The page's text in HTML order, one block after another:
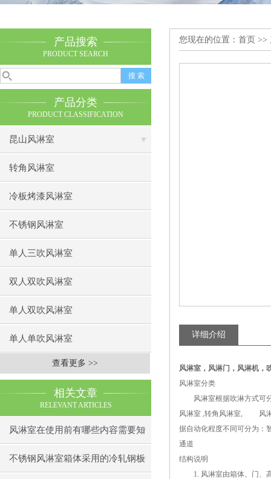
产品搜索
PRODUCT SEARCH
产品分类
PRODUCT CLASSIFICATION
昆山风淋室
转角风淋室
冷板烤漆风淋室
不锈钢风淋室
单人三吹风淋室
双人双吹风淋室
单人双吹风淋室
单人单吹风淋室
查看更多 >>
相关文章
RELEVANT ARTICLES
风淋室在使用前有哪些内容需要知
道下呢
不锈钢风淋室箱体采用的冷轧钢板
您现在的位置： 首页 >>
详细介绍
风淋室 ， 风淋门，风淋机，
风淋室分类
风淋室根据吹淋方式可分
风淋室 ,转角风淋室, 风淋
据自动化程度不同可分为
通道
结构说明
1. 风淋室由箱体、门、高